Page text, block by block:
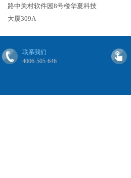
路中关村软件园8号楼华夏科技
大厦309A
联系我们
4006-505-646